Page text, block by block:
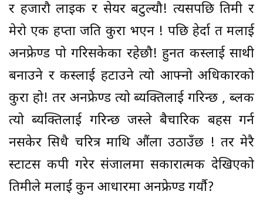
र हजारौ लाइक र सेयर बटुल्यौ! त्यसपछि तिमी र
मेरो एक हप्ता जति कुरा भएन ! पछि हेर्दा त मलाई
अनफ्रेण्ड पो गरिसकेका रहेछौ! हुनत कस्लाई साथी
बनाउने र कस्लाई हटाउने त्यो आफ्नो अधिकारको
कुरा हो! तर अनफ्रेण्ड त्यो ब्यक्तिलाई गरिन्छ , ब्लक
त्यो ब्यक्तिलाई गरिन्छ जस्ले बैचारिक बहस गर्न
नसकेर सिधै चरित्र माथि औंला उठाउँछ ! तर मेरै
स्टाटस कपी गरेर संजालमा सकारात्मक देखिएको
तिमीले मलाई कुन आधारमा अनफ्रेण्ड गर्यौ?